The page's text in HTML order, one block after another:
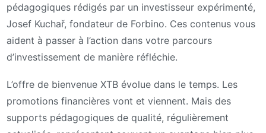
pédagogiques rédigés par un investisseur expérimenté,
Josef Kuchař, fondateur de Forbino. Ces contenus vous
aident à passer à l’action dans votre parcours
d’investissement de manière réfléchie.
L’offre de bienvenue XTB évolue dans le temps. Les
promotions financières vont et viennent. Mais des
supports pédagogiques de qualité, régulièrement